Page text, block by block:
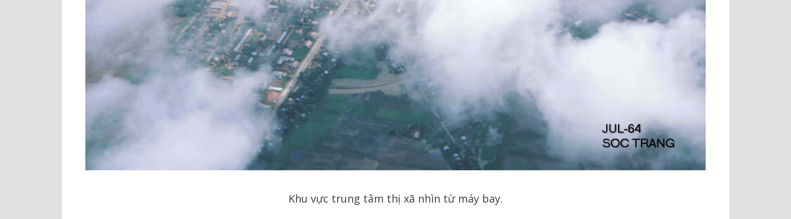
Khu vực trung tâm thị xã nhìn từ máy bay.